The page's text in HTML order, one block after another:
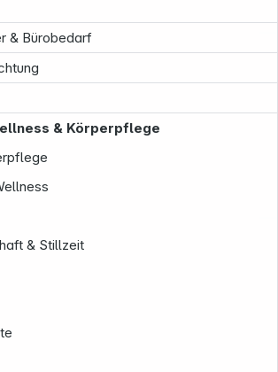
& Bürobedarf
& Körperpflege
& Stillzeit